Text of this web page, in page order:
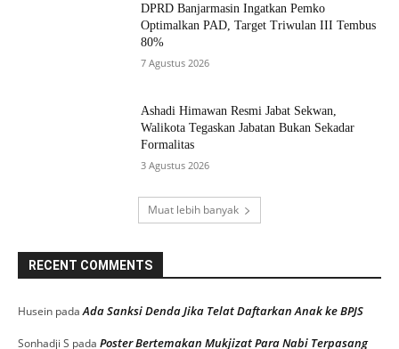
DPRD Banjarmasin Ingatkan Pemko
Optimalkan PAD, Target Triwulan III Tembus
80%
7 Agustus 2026
Ashadi Himawan Resmi Jabat Sekwan,
Walikota Tegaskan Jabatan Bukan Sekadar
Formalitas
3 Agustus 2026
Muat lebih banyak
RECENT COMMENTS
Husein padaAda Sanksi Denda Jika Telat Daftarkan Anak ke BPJS
Sonhadji S pada Poster Bertemakan Mukjizat Para Nabi Terpasang